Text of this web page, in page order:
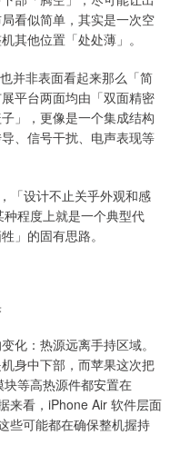
看似简单，其实是一次空
其他位置「处处薄」。
并非表面看起来那么「简
平台两面均由「双面精密
」，更像是一个集成结构
、信号干扰、电声表现等
「设计不止关乎外观和感
程度上就是一个典型代
」的固有思路。
化：热源远离手持区域。
身中下部，而苹果这次把
等高热源件都安置在
来看，iPhone Air 软件层面
些可能都在确保整机握持